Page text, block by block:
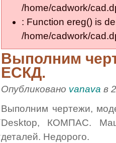
/home/cadwork/
: Function ereg() is
/home/cadwork/
Выполним
ЕСКД.
Опубликовано vanava в
Выполним чертежи,
Desktop, КОМПАС.
деталей. Недорого.